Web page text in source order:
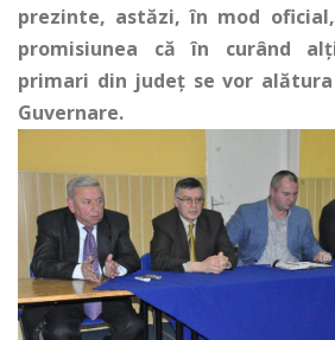
prezinte, astăzi, în mod
promisiunea că în curând
primari din județ se vor
Guvernare.